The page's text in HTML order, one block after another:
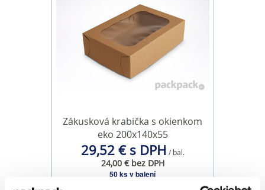
Zákusková krabička s okienkom
eko 200x140x55
29,52 € s DPH / bal.
24,00 € bez DPH
50 ks v balení